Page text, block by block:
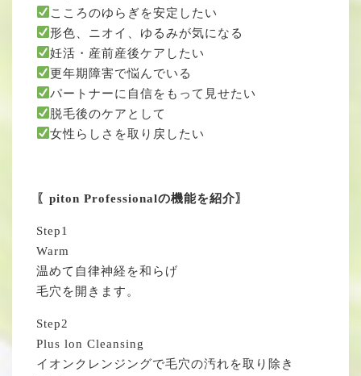
こころのゆらぎを安定したい
形色、ニオイ、ゆるみが気になる
妊活・産前産後ケアしたい
更年期障害で悩んでいる
パートナーに自信をもって見せたい
脱毛後のケアとして
女性らしさを取り戻したい
〖piton Professionalの機能を紹介〗
Step1
Warm
温めて自律神経を和らげ
毛穴を開きます。
Step2
Plus lon Cleansing
イオンクレンジングで毛穴の汚れを取り除き